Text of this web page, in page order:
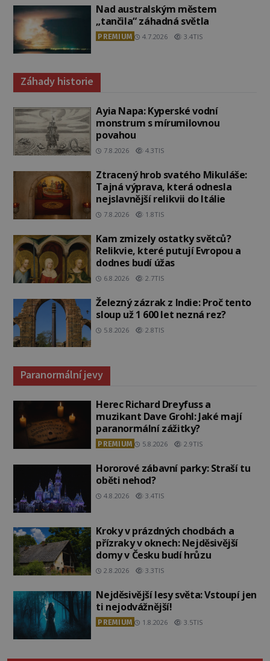
Nad australským městem
„tančila“ záhadná světla
PREMIUM 4.7.2026 3.4TIS
Záhady historie
Ayia Napa: Kyperské vodní
monstrum s mírumilovnou
povahou
7.8.2026 4.3TIS
Ztracený hrob svatého Mikuláše:
Tajná výprava, která odnesla
nejslavnější relikvii do Itálie
7.8.2026 1.8TIS
Kam zmizely ostatky světců?
Relikvie, které putují Evropou a
dodnes budí úžas
6.8.2026 2.7TIS
Železný zázrak z Indie: Proč tento
sloup už 1 600 let nezná rez?
5.8.2026 2.8TIS
Paranormální jevy
Herec Richard Dreyfuss a
muzikant Dave Grohl: Jaké mají
paranormální zážitky?
PREMIUM 5.8.2026 2.9TIS
Hororové zábavní parky: Straší tu
oběti nehod?
4.8.2026 3.4TIS
Kroky v prázdných chodbách a
přízraky v oknech: Nejděsivější
domy v Česku budí hrůzu
2.8.2026 3.3TIS
Nejděsivější lesy světa: Vstoupí jen
ti nejodvážnější!
PREMIUM 1.8.2026 3.5TIS